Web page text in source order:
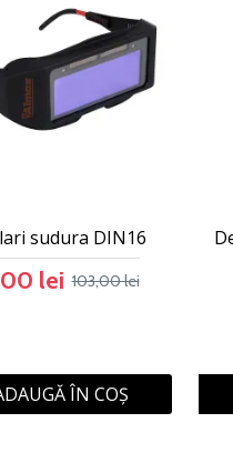
sudura DIN16
lei 103,00 lei
ÎN COŞ